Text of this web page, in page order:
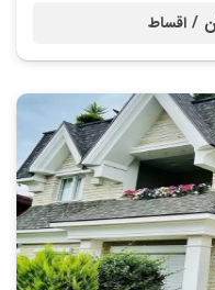
اقساط